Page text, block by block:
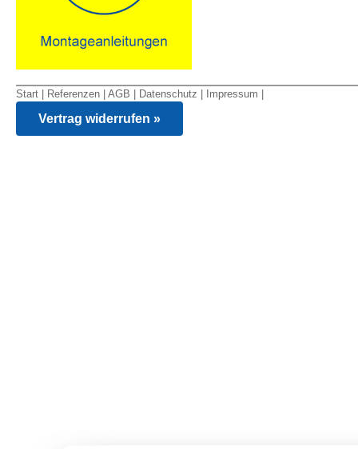
Start Referenzen AGB Datenschutz Impressum
Vertrag widerrufen »